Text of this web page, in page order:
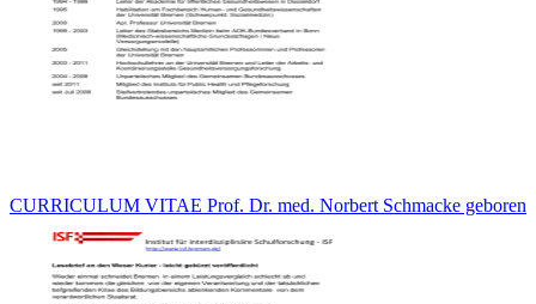
CURRICULUM VITAE Prof. Dr. med. Norbert Schmacke geboren